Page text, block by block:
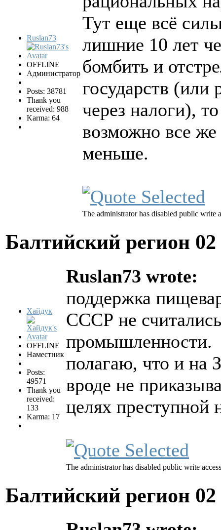
Ruslan73
OFFLINE
Администратор
Posts: 38781
Thank you
received: 988
Karma: 64
Тут еще всё
лишние 10 лет
бомбить и
государств (или
через налоги),
возможно все
меньше.
The administrator has disabled public write
Балтийский регион
Хайдук
OFFLINE
Наместник
Posts:
49571
Thank you
received:
133
Karma: 17
Ruslan73 wrote:
поддержка
СССР не
промышленности.
полагаю, что и на
вроде не
целях
The administrator has disabled public write
Балтийский регион